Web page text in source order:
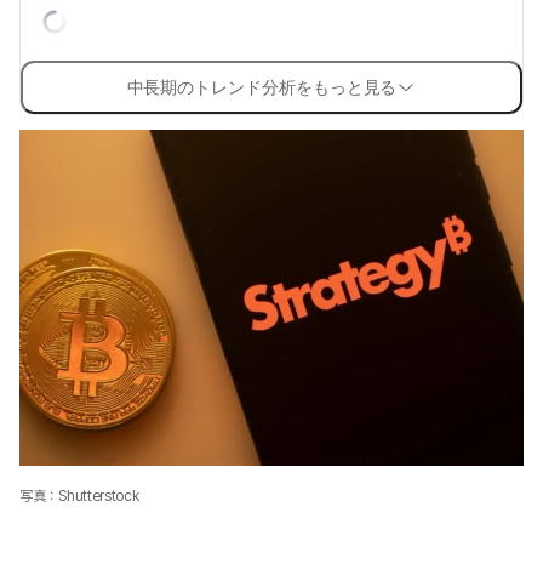
中長期のトレンド分析をもっと見る
写真：Shutterstock